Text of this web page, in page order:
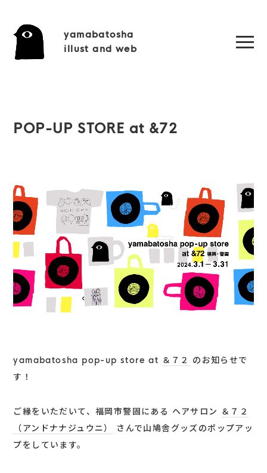
yamabatosha
illust and web
POP-UP STORE at &72
yamabatosha pop-up store at ＆７２
のお知らせで
す！
ご縁をいただいて、福岡市警固にある ヘアサロン ＆７２
（アンドナナジュウニ）
さんで山鳩舎グッズのポップアッ
プをしています。